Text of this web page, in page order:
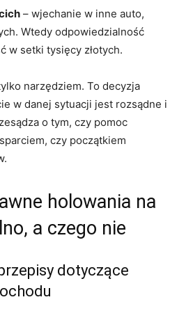
– wjechanie w inne auto,
Wtedy odpowiedzialność
w setki tysięcy złotych.
narzędziem. To decyzja
w danej sytuacji jest rozsądne i
o tym, czy pomoc
czy początkiem
holowania na
a czego nie
dotyczące